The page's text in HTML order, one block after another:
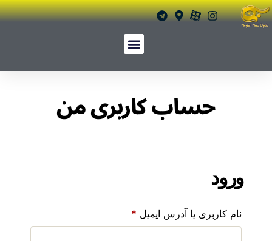
حساب کاربری من
ورود
نام کاربری یا آدرس ایمیل *